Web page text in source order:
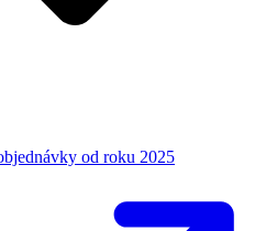
od roku 2025